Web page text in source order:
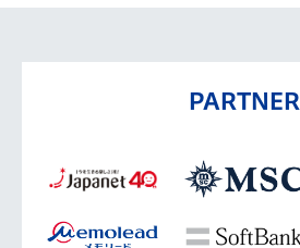
PARTNER